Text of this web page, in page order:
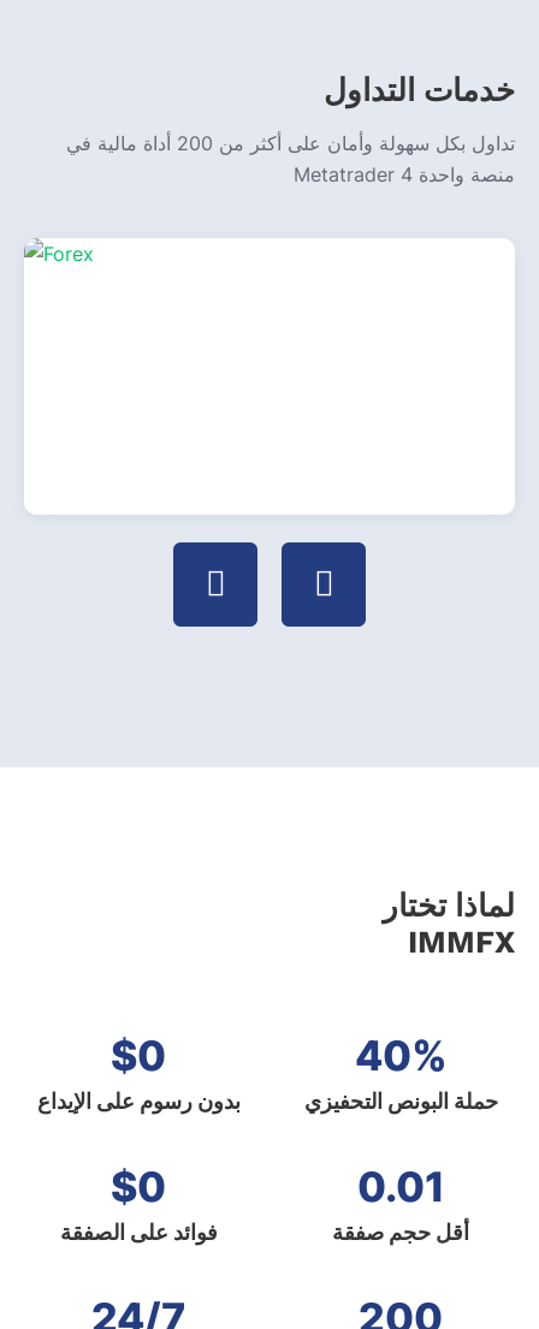
خدمات التداول
تداول بكل سهولة وأمان على أكثر من 200 أداة مالية في
منصة واحدة Metatrader 4
 
لماذا تختار
IMMFX
40%
حملة البونص التحفيزي
$0
بدون رسوم على الإيداع
0.01
أقل حجم صفقة
$0
فوائد على الصفقة
200
24/7